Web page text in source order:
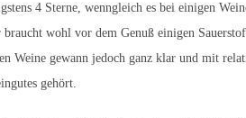
4 Sterne, wenngleich es bei einigen
wohl vor dem Genuß einigen
Weine gewann jedoch ganz klar und mit
gehört.